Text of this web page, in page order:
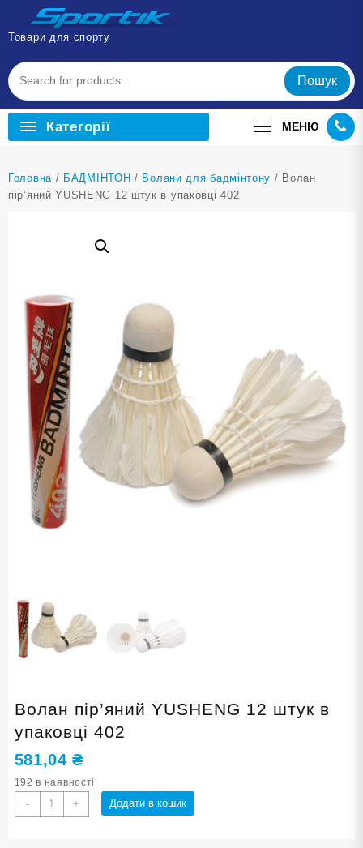
Перейти
вмісту
Товари для спорту
Пошук
Категорії МЕНЮ
Головна / БАДМІНТОН / Волани для бадмінтону / Волан
пір’яний YUSHENG 12 штук в упаковці 402
Волан пір’яний YUSHENG 12 штук в
упаковці 402
581,04₴
192 в наявності
-
Волан
пір'яний
+ Додати в кошик